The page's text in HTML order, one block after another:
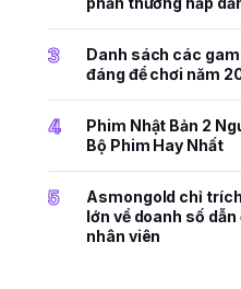
3
Danh sách các
đáng để chơi năm
4
Phim Nhật Bản 2
Bộ Phim Hay Nhất
5
Asmongold chỉ
lớn về doanh số
nhân viên